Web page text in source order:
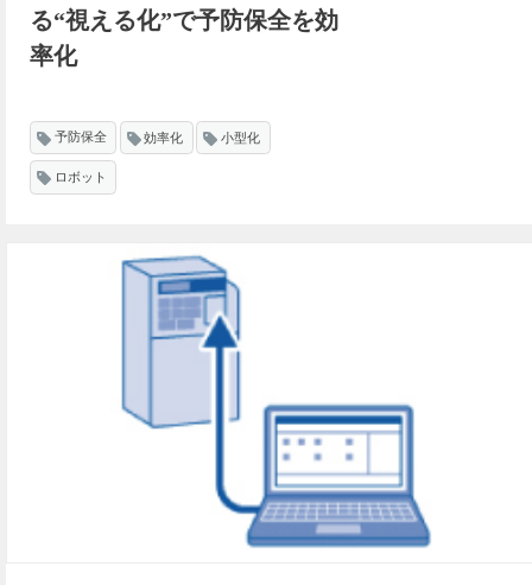
る“視える化”で予防保全を効
率化
予防保全 効率化 小型化
ロボット